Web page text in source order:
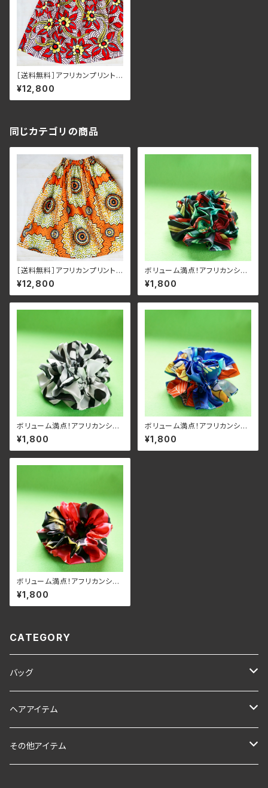
［送料無料］アフリカンプリント
ロングスカート レッド花柄
¥12,800
同じカテゴリの商品
［送料無料］アフリカンプリント
ロングスカート オレンジ
¥12,800
ボリューム満点！アフリカンシル
クサテンのフリルシュシュ④
¥1,800
ボリューム満点！アフリカンシル
クサテンのフリルシュシュ③
¥1,800
ボリューム満点！アフリカンシル
クサテンのフリルシュシュ②
¥1,800
ボリューム満点！アフリカンシル
クサテンのフリルシュシュ①
¥1,800
CATEGORY
バッグ
トートバッグ
ショルダーバッグ
ヘアアイテム
シュシュ
その他アイテム